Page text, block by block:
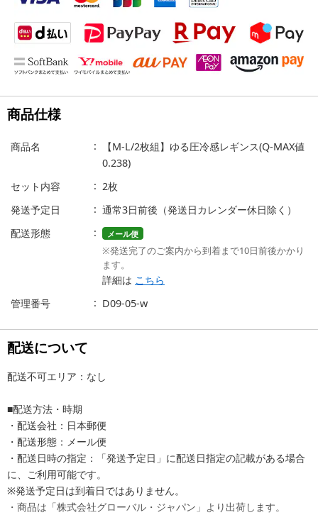
商品仕様
商品名
【M-L/2枚組】ゆる圧冷感レギンス(Q-MAX値
0.238)
セット内容
2枚
発送予定日
通常3日前後（発送日カレンダー休日除く）
配送形態
メール便
※発送完了のご案内から到着まで10日前後かかり
ます。
詳細は こちら
管理番号
D09-05-w
配送について
配送不可エリア：なし
■配送方法・時期
・配送会社：日本郵便
・配送形態：メール便
・配送日時の指定：「発送予定日」に配送日指定の記載がある場合
に、ご利用可能です。
※発送予定日は到着日ではありません。
・商品は「株式会社グローバル・ジャパン」より出荷します。